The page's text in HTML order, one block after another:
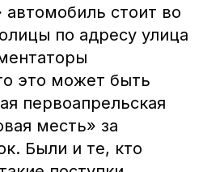
стоит во
по адресу улица
это может быть
первоапрельская
месть» за
Были и те, кто